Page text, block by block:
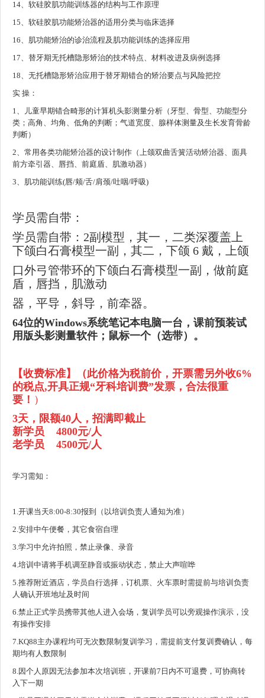
14、软硅胶肌功能训练器的结构与工作原理
15、软硅胶肌功能矫治器的适用分类与临床选择
16、肌功能矫治的诊治流程及肌功能训练的选择应用
17、替牙期无托槽隐形矫治的技术特点、材料改进及病例选择
18、无托槽隐形矫治应用于替牙期错合的矫治要点与风险把控
实 操：
1、儿童早期错合畸形的计算机头影测量分析（牙型、骨型、功能型分
类；高角、均角、低角的判断；气道宽度、腺样体测量及生长发育骨龄
判断）
2、常用各类功能矫治器的设计制作（上颌双曲舌簧活动矫治器、面具
前方牵引器、唇挡、前庭盾、肌激动器）
3、肌功能训练(唇/颊/舌/肩颈/吐咽/呼吸)
学员需自带：
学员需自带：2副模型，其一，二类深覆盖上
下颌白石膏模型一副，其二，下颌 6 戴，上颌
口外弓管带环的下颌白石膏模型一副，做前庭
盾，唇挡，肌激动
器，平导，斜导，前牵器。
64位的Windows系统笔记本电脑一台，课前预装试
用版头影测量软件；鼠标一个（选带）。
【收费标准】 （此价格为税前价，开票需另外收6%
的税点,开具正规“牙科培训费”发票，合法很重
要！ ）
3天，限额40人，招满即截止
新学员 4800元/人
老学员 4500元/人
学习需知：
1.开课当天8:00-8:30报到（以培训负责人通知为准）
2.安排中午便餐，其它食宿自理
3.学习中允许拍照，禁止录像、录音
4.培训中请将手机调至静音或振动状态，禁止大声喧哗
5.推荐附近酒店，学员自行选择，订机票、火车票时需提前与培训负责
人确认开班地址及时间
6.禁止正式学员携带其他人进入会场，复训学员可以旁观操作演示，没
有操作安排
7.KQ88主办课程均可无次数限制复训学习，需提前支付复训费确认，每
期均有人数限制
8.因个人原因无法参加本次培训班，开课前7日内不可退费，可协商转
入下一期